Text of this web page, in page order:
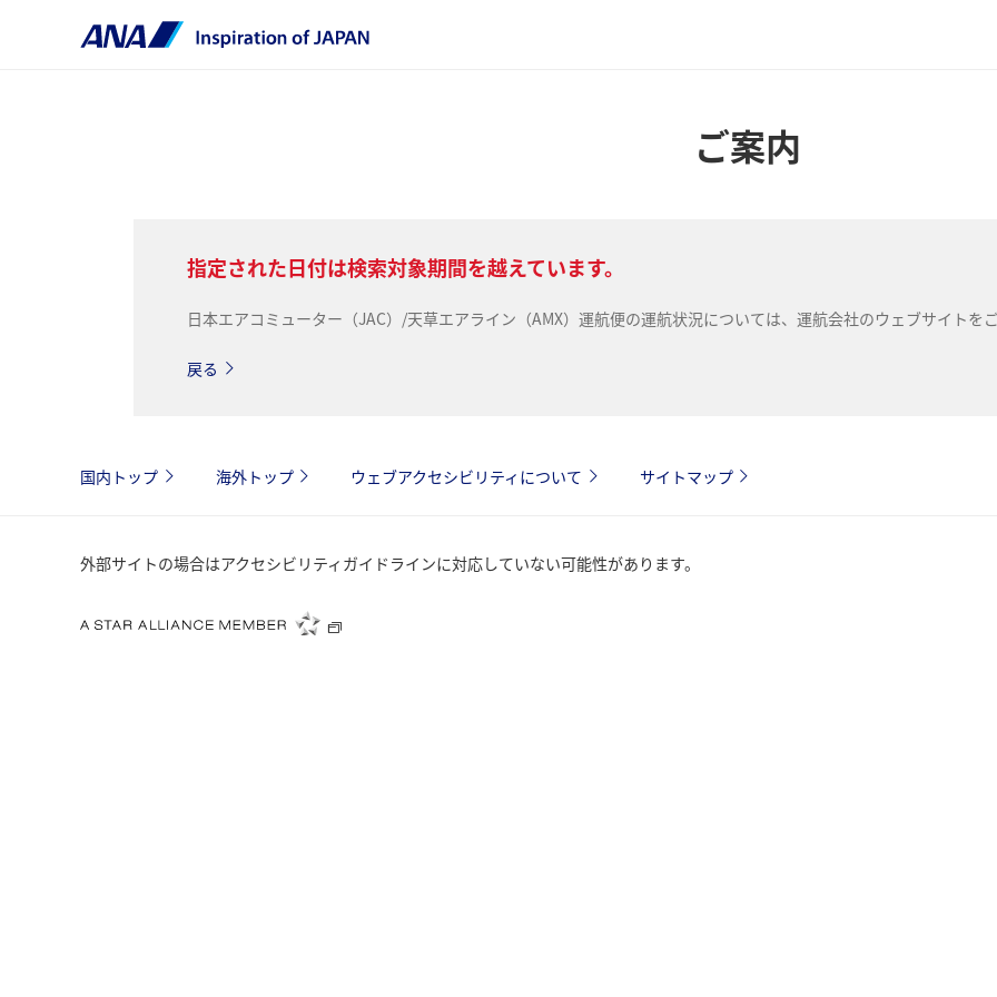
ご案内
指定された日付は検索対象期間を越えています。
日本エアコミューター（JAC）/天草エアライン（AMX）運航便の運航状況については、運航会社のウェブサイトを
戻る
国内トップ 海外トップ ウェブアクセシビリティについて サイトマップ
外部サイトの場合はアクセシビリティガイドラインに対応していない可能性があります。